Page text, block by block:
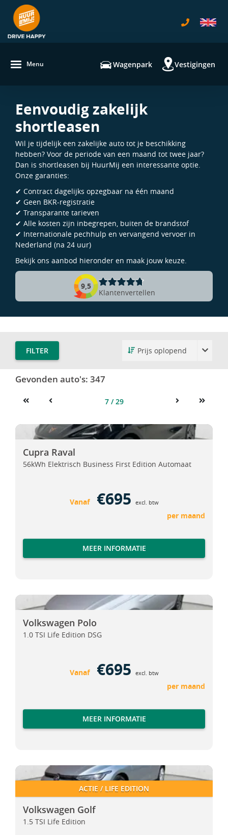
Menu Wagenpark Vestigingen
Eenvoudig zakelijk
shortleasen
Wil je tijdelijk een zakelijke auto tot je beschikking
hebben? Voor de periode van een maand tot twee jaar?
Dan is shortleasen bij HuurMij een interessante optie.
Onze garanties:
✔ Contract dagelijks opzegbaar na één maand
✔ Geen BKR-registratie
✔ Transparante tarieven
✔ Alle kosten zijn inbegrepen, buiten de brandstof
✔ Internationale pechhulp en vervangend vervoer in
Nederland (na 24 uur)
Bekijk ons aanbod hieronder en maak jouw keuze.
9,5
Klantenvertellen
venster
FILTER
Gevonden auto's: 347
7 / 29
Cupra Raval
Cupra Raval
Cupra Raval
56kWh Elektrisch Business First Edition Automaat
Vanaf €695 excl. btw
per maand
MEER INFORMATIE
Volkswagen Polo
Volkswagen Polo
Volkswagen Polo
1.0 TSI Life Edition DSG
Vanaf €695 excl. btw
per maand
MEER INFORMATIE
Volkswagen Golf
Volkswagen Golf
ACTIE / LIFE EDITION
Volkswagen Golf
1.5 TSI Life Edition